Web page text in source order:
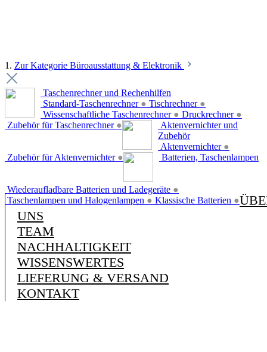
1. Zur Kategorie Büroausstattung & Elektronik
Taschenrechner und Rechenhilfen
Standard-Taschenrechner ● Tischrechner ●
Wissenschaftliche Taschenrechner ● Druckrechner ●
Zubehör für Taschenrechner ●
Aktenvernichter und
Zubehör
Aktenvernichter ●
Zubehör für Aktenvernichter ● Batterien, Taschenlampen
Wiederaufladbare Batterien und Ladegeräte ●
Taschenlampen und Halogenlampen ● Klassische Batterien ●
UNS
TEAM
NACHHALTIGKEIT
WISSENSWERTES
LIEFERUNG & VERSAND
KONTAKT